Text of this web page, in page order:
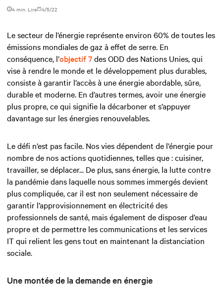
4 min. Lire 4/5/22
Le secteur de l’énergie représente environ 60% de toutes les
émissions mondiales de gaz à effet de serre. En
conséquence, l’objectif 7des ODD des Nations Unies, qui
vise à rendre le monde et le développement plus durables,
consiste à garantir l’accès à une énergie abordable, sûre,
durable et moderne. En d’autres termes, avoir une énergie
plus propre, ce qui signifie la décarboner et s’appuyer
davantage sur les énergies renouvelables.
Le défi n’est pas facile. Nos vies dépendent de l’énergie pour
nombre de nos actions quotidiennes, telles que : cuisiner,
travailler, se déplacer... De plus, sans énergie, la lutte contre
la pandémie dans laquelle nous sommes immergés devient
plus compliquée, car il est non seulement nécessaire de
garantir l’approvisionnement en électricité des
professionnels de santé, mais également de disposer d’eau
propre et de permettre les communications et les services
IT qui relient les gens tout en maintenant la distanciation
sociale.
Une montée de la demande en énergie